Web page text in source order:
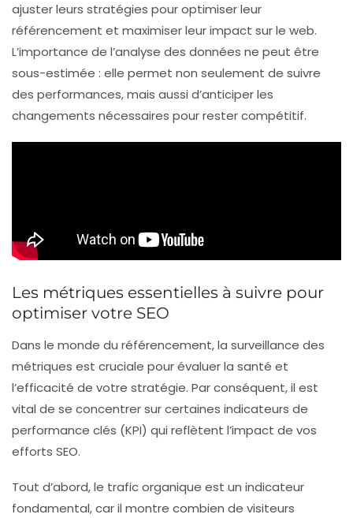
ajuster leurs stratégies pour optimiser leur
référencement et maximiser leur impact sur le web.
L’importance de l’analyse des données ne peut être
sous-estimée : elle permet non seulement de suivre
des performances, mais aussi d’anticiper les
changements nécessaires pour rester compétitif.
Les métriques essentielles à suivre pour
optimiser votre SEO
Dans le monde du référencement, la surveillance des
métriques est cruciale pour évaluer la santé et
l’efficacité de votre stratégie. Par conséquent, il est
vital de se concentrer sur certaines indicateurs de
performance clés (KPI) qui reflètent l’impact de vos
efforts SEO.
Tout d’abord, le trafic organique est un indicateur
fondamental, car il montre combien de visiteurs